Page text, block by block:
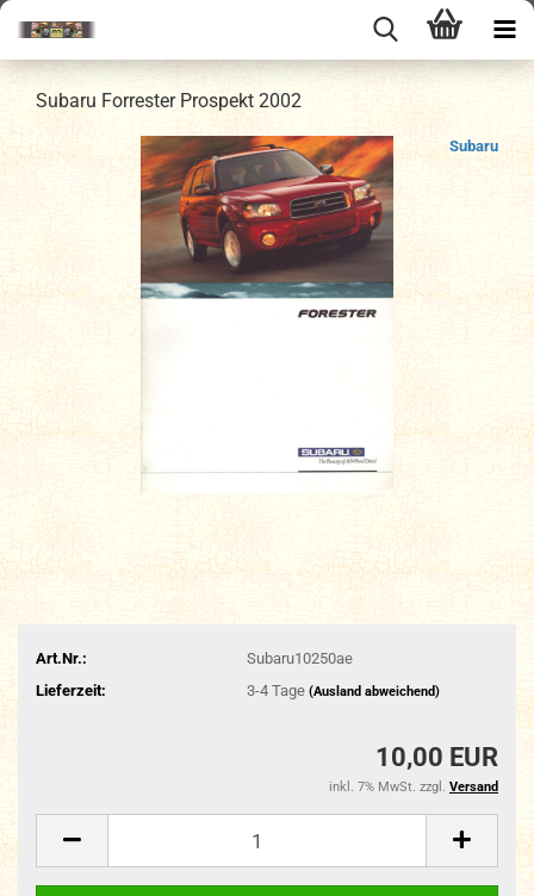
Subaru Forrester Prospekt 2002
Subaru
Art.Nr.:
Subaru10250ae
Lieferzeit:
3-4 Tage (Ausland abweichend)
10,00 EUR
inkl. 7% MwSt. zzgl. Versand